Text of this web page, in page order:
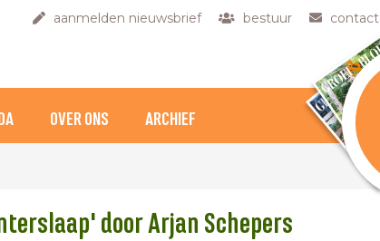
aanmelden nieuwsbrief bestuur contact
OVER ONS ARCHIEF
door Arjan Schepers